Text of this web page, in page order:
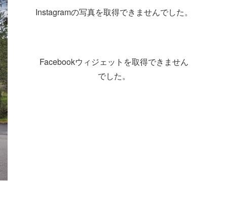
Instagramの写真を取得できませんでした。
Facebookウィジェットを取得できません
でした。